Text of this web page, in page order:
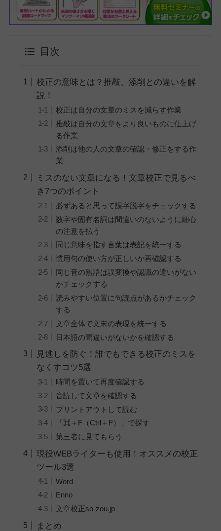
目次
校正の意味とは？推敲、添削との違いを解
説！
校正は自分の文章のミスを減らす作業
推敲は自分の文章をより良いものに仕上げ
る作業
添削は他の人の文章の確認・修正をする作
業
ミスのない文章になる！文章校正で見るべ
き7つのポイント
必ずあると思って誤字脱字をチェックする
数字や固有名詞は間違いのないように細心
の注意を払う
同じ意味を指す言葉は表記を統一する
慣用句の使い方が正しいか再確認する
同じ音の熟語は誤変換や認識の違いがない
かチェックする
読みやすい位置に句読点があるかチェック
する
文章全体で文末の表現を統一する
日本語の間違いがないかを確認する
見逃しを防ぐ！誰でもできる校正のミスを
なくすコツ5選
時間を置いて再度確認する
音読して文章を確認する
プリントアウトして読む
「⌘＋F（Ctrl＋F）」で探す
第三者に見てもらう
現役WEBライターも使用！オススメの校正
ツール3選
Word
Enno
文章校正so-zou.jp
まとめ